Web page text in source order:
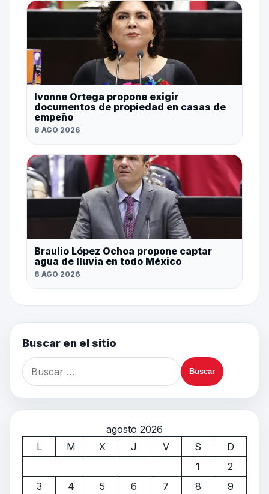
Ivonne Ortega propone exigir
documentos de propiedad en casas de
empeño
8 AGO 2026
Braulio López Ochoa propone captar
agua de lluvia en todo México
8 AGO 2026
Buscar en el sitio
agosto 2026
L
M X J V S
D
1
2
3
4 5 6 7 8 9